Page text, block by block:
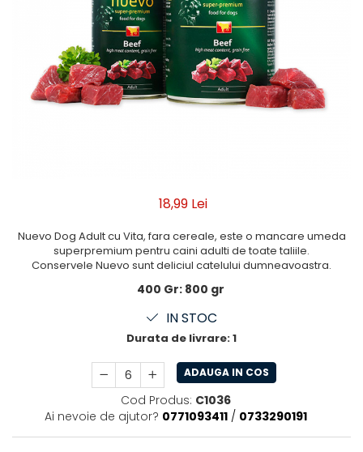
18,99 Lei
Nuevo Dog Adult cu Vita, fara cereale, este o mancare umeda
superpremium pentru caini adulti de toate taliile.
Conservele Nuevo sunt deliciul catelului dumneavoastra.
400 Gr: 800 gr
IN STOC
Durata de livrare:1
ADAUGA IN COS
Cod Produs: C1036
Ai nevoie de ajutor? 0771093411 / 0733290191